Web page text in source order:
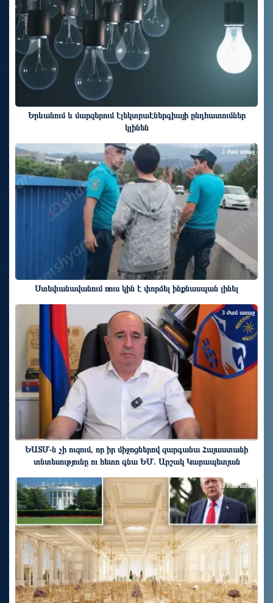
Երևանում և մարզերում էլեկտրաէներգիայի ընդհատումներ
կլինեն
Ստեփանավանում ռուս կին է փորձել ինքնասպան լինել
2 ժամ առաջ
ԵԱՏՄ֊ն չի ուզում, որ իր միջոցներով զարգանա Հայաստանի
տնտեսությունը ու հետո գնա ԵՄ. Արշակ Կարապետյան
3 ժամ առաջ
3 ժամ առաջ